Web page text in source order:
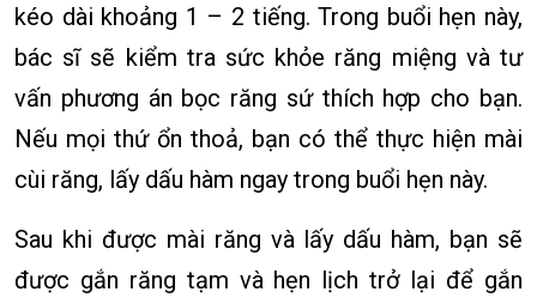
kéo dài khoảng 1 – 2 tiếng. Trong buổi hẹn này,
bác sĩ sẽ kiểm tra sức khỏe răng miệng và tư
vấn phương án bọc răng sứ thích hợp cho bạn.
Nếu mọi thứ ổn thoả, bạn có thể thực hiện mài
cùi răng, lấy dấu hàm ngay trong buổi hẹn này.
Sau khi được mài răng và lấy dấu hàm, bạn sẽ
được gắn răng tạm và hẹn lịch trở lại để gắn